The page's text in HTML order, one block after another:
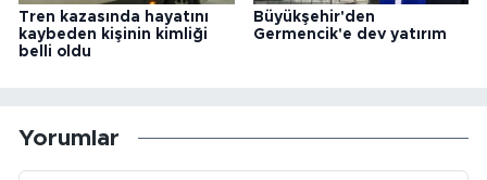
Tren kazasında hayatını
kaybeden kişinin kimliği
belli oldu
Büyükşehir'den
Germencik'e dev yatırım
Yorumlar